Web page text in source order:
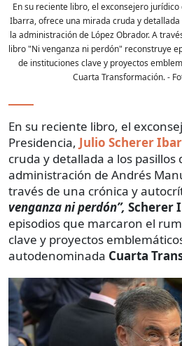
En su reciente libro, el exconsejero
Ibarra, ofrece una mirada cruda y
la administración de López Obrador. A
libro "Ni venganza ni perdón" reconstruye
de instituciones clave y proyectos
Cuarta Transformación.-
En su reciente libro, el
Presidencia, Julio Scherer
cruda y detallada a los
administración de Andrés
través de una crónica y
venganza ni perdón”, Scherer
episodios que marcaron el
clave y proyectos
autodenominada Cuarta